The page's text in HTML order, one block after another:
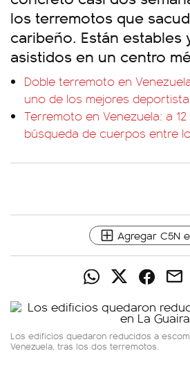
los terremotos que
caribeño. Están estables
asistidos en un centro
Doble terremoto en
uno de los mejores
Terremoto en Venezuela: a
búsqueda de cuerpos entre
Agregar C5N
Los edificios quedaron reducidos a
Venezuela, tras los dos terremotos.